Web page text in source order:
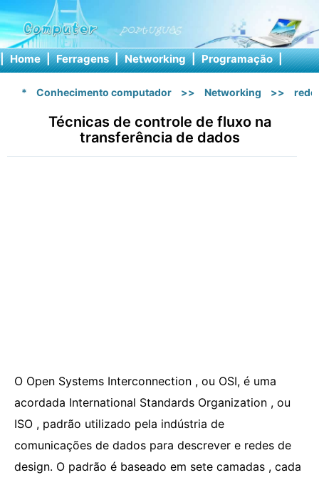
| Home | Ferragens | Networking | Programação |
* Conhecimento computador >> Networking >> rede
Técnicas de controle de fluxo na
transferência de dados
O Open Systems Interconnection , ou OSI, é uma
acordada International Standards Organization , ou
ISO , padrão utilizado pela indústria de
comunicações de dados para descrever e redes de
design. O padrão é baseado em sete camadas , cada